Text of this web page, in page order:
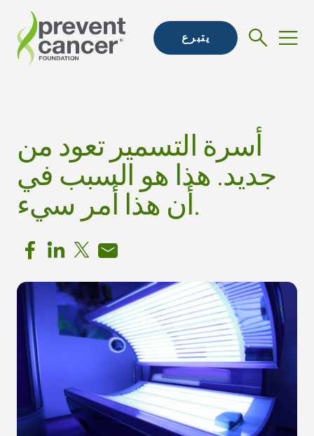
يتبرع
أسرة التسمير تعود من
جديد. هذا هو السبب في
أن هذا أمر سيء.